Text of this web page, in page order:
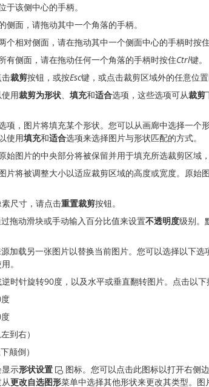
于该侧中心的手柄。
侧面，请拖动其中一个角落的手柄。
个相对侧面，请在拖动其中一个侧面中心的手柄时按住
有侧面，请在拖动任何一个角落的手柄时按住Ctrl键。
裁剪按钮，或按Esc键，或点击裁剪区域外的任意位置
用裁剪为形状 填充和适合选项，这些选项可从裁剪
项，图片将填充某个形状。您可以从画廊中选择一个
使用填充和适合选项来选择图片与形状匹配的方式。
始图片的中央部分将被保留并用于填充所选裁剪区域
片将被调整大小以适应裁剪区域的高度或宽度。原始
尺寸，请点击重置裁剪按钮。
拖动滑块或手动输入百分比值来设置不透明度级别。
加载另一张图片以替换当前图片。您可以选择以下选
。
时针旋转90度，以及水平或垂直翻转图片。点击以下
到右）
颠倒）
示形状设置 图标。您可以点击此图标以打开右侧
更改自选图形菜单中选择其他形状来更改其类型。图